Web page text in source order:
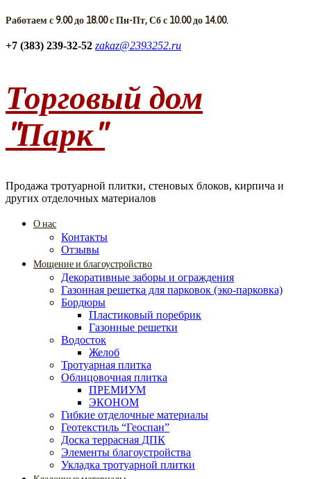
Работаем с 9.00 до 18.00 с Пн-Пт, Сб с 10.00 до 14.00.
+7 (383) 239-32-52 zakaz@2393252.ru
Торговый дом
"Парк"
Продажа тротуарной плитки, стеновых блоков, кирпича и
других отделочных материалов
О нас
Контакты
Отзывы
Мощение и благоустройство
Декоративные заборы и ограждения
Газонная решетка для парковок (эко-парковка)
Бордюры
Пластиковый поребрик
Газонные решетки
Водосток
Желоб
Тротуарная плитка
Облицовочная плитка
ПРЕМИУМ
ЭКОНОМ
Гибкие отделочные материалы
Геотекстиль “Геоспан”
Доска террасная ДПК
Элементы благоустройства
Укладка тротуарной плитки